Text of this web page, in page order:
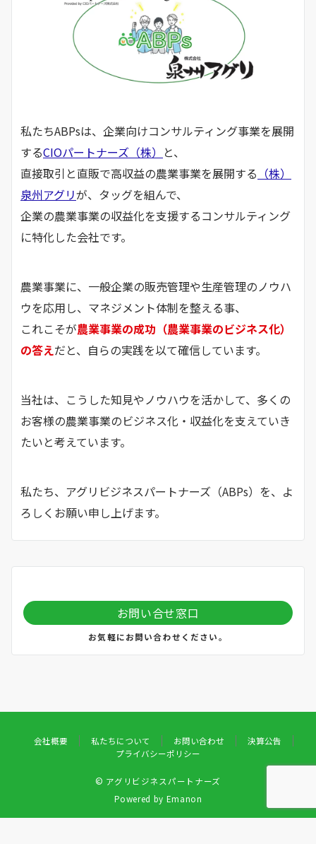
私たちABPsは、企業向けコンサルティング事業を展開
するCIOパートナーズ（株） と、
直接取引と直販で高収益の農業事業を展開する （株）
泉州アグリが、タッグを組んで、
企業の農業事業の収益化を支援するコンサルティング
に特化した会社です。
農業事業に、一般企業の販売管理や生産管理のノウハ
ウを応用し、マネジメント体制を整える事、
これこそが農業事業の成功（農業事業のビジネス化）
の答えだと、自らの実践を以て確信しています。
当社は、こうした知見やノウハウを活かして、多くの
お客様の農業事業のビジネス化・収益化を支えていき
たいと考えています。
私たち、アグリビジネスパートナーズ（ABPs）を、よ
ろしくお願い申し上げます。
お問い合せ窓口
お気軽にお問い合わせください。
会社概要 私たちについて お問い合わせ
決算公告
プライバシーポリシー
© アグリビジネスパートナーズ
Powered by Emanon